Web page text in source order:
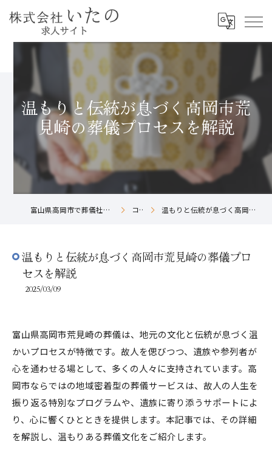
温もりと伝統が息づく高岡市荒
見崎の葬儀プロセスを解説
富山県高岡市で葬儀社の求人なら株式会社いたの コラム 温もりと伝統が息づく高岡市荒見崎の葬儀プロセスを解説
温もりと伝統が息づく高岡市荒見崎の葬儀プロ
セスを解説
2025/03/09
富山県高岡市荒見崎の葬儀は、地元の文化と伝統が息づく温
かいプロセスが特徴です。故人を偲びつつ、遺族や参列者が
心を通わせる場として、多くの人々に支持されています。高
岡市ならではの地域密着型の葬儀サービスは、故人の人生を
振り返る特別なプログラムや、遺族に寄り添うサポートによ
り、心に響くひとときを提供します。本記事では、その詳細
を解説し、温もりある葬儀文化をご紹介します。